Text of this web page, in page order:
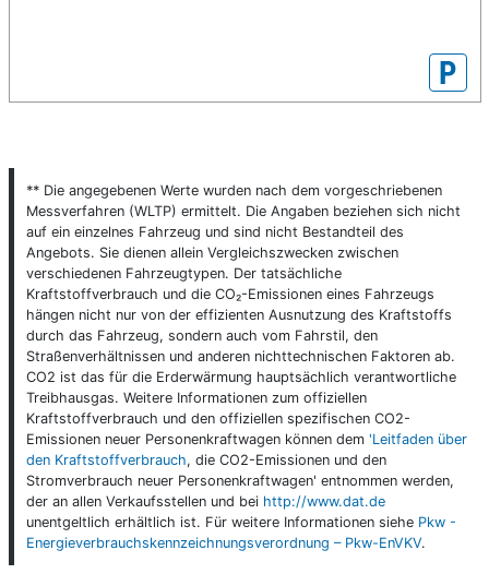
P
** Die angegebenen Werte wurden nach dem vorgeschriebenen
Messverfahren (WLTP) ermittelt. Die Angaben beziehen sich nicht
auf ein einzelnes Fahrzeug und sind nicht Bestandteil des
Angebots. Sie dienen allein Vergleichszwecken zwischen
verschiedenen Fahrzeugtypen. Der tatsächliche
Kraftstoffverbrauch und die CO₂-Emissionen eines Fahrzeugs
hängen nicht nur von der effizienten Ausnutzung des Kraftstoffs
durch das Fahrzeug, sondern auch vom Fahrstil, den
Straßenverhältnissen und anderen nichttechnischen Faktoren ab.
CO2 ist das für die Erderwärmung hauptsächlich verantwortliche
Treibhausgas. Weitere Informationen zum offiziellen
Kraftstoffverbrauch und den offiziellen spezifischen CO2-
Emissionen neuer Personenkraftwagen können dem 'Leitfaden über
den Kraftstoffverbrauch, die CO2-Emissionen und den
Stromverbrauch neuer Personenkraftwagen' entnommen werden,
der an allen Verkaufsstellen und bei http://www.dat.de
unentgeltlich erhältlich ist. Für weitere Informationen siehe Pkw -
Energieverbrauchskennzeichnungsverordnung – Pkw-EnVKV.